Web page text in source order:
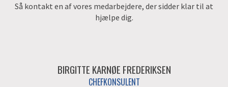
Så kontakt en af vores medarbejdere, der sidder klar til at
hjælpe dig.
BIRGITTE KARNØE FREDERIKSEN
CHEFKONSULENT